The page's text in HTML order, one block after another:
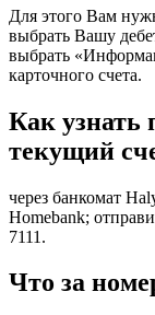
Для этого Вам
выбрать Вашу
выбрать
карточного счета.
Как узнать
текущий
через банкомат
Homebank;
7111.
Что за